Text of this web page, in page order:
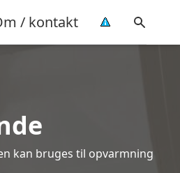
/ kontakt
kan bruges til opvarmning